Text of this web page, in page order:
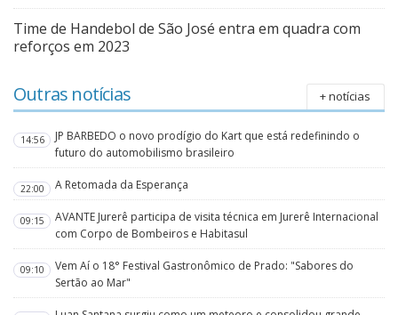
Time de Handebol de São José entra em quadra com
reforços em 2023
Outras notícias + notícias
14:56
JP BARBEDO o novo prodígio do Kart que está redefinindo o
futuro do automobilismo brasileiro
22:00 A Retomada da Esperança
09:15
AVANTE Jurerê participa de visita técnica em Jurerê Internacional
com Corpo de Bombeiros e Habitasul
09:10
Vem Aí o 18° Festival Gastronômico de Prado: "Sabores do
Sertão ao Mar"